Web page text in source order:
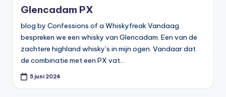
Glencadam PX
blog by Confessions of a Whiskyfreak Vandaag
bespreken we een whisky van Glencadam. Een van de
zachtere highland whisky’s in mijn ogen. Vandaar dat
de combinatie met een PX vat…
5 juni 2024